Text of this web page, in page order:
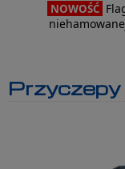
NOWOŚĆ
Przyczepy